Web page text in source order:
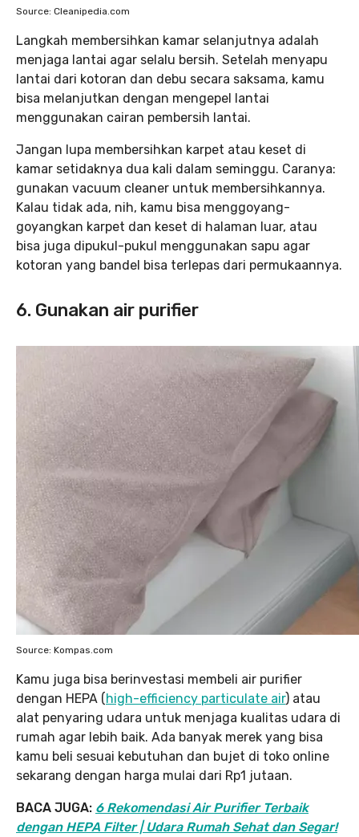
Source: Cleanipedia.com
Langkah membersihkan kamar selanjutnya adalah
menjaga lantai agar selalu bersih. Setelah menyapu
lantai dari kotoran dan debu secara saksama, kamu
bisa melanjutkan dengan mengepel lantai
menggunakan cairan pembersih lantai.
Jangan lupa membersihkan karpet atau keset di
kamar setidaknya dua kali dalam seminggu. Caranya:
gunakan vacuum cleaner untuk membersihkannya.
Kalau tidak ada, nih, kamu bisa menggoyang-
goyangkan karpet dan keset di halaman luar, atau
bisa juga dipukul-pukul menggunakan sapu agar
kotoran yang bandel bisa terlepas dari permukaannya.
6. Gunakan air purifier
Source: Kompas.com
Kamu juga bisa berinvestasi membeli air purifier
dengan HEPA (high-efficiency particulate air) atau
alat penyaring udara untuk menjaga kualitas udara di
rumah agar lebih baik. Ada banyak merek yang bisa
kamu beli sesuai kebutuhan dan bujet di toko online
sekarang dengan harga mulai dari Rp1 jutaan.
BACA JUGA: 6 Rekomendasi Air Purifier Terbaik
dengan HEPA Filter | Udara Rumah Sehat dan Segar!